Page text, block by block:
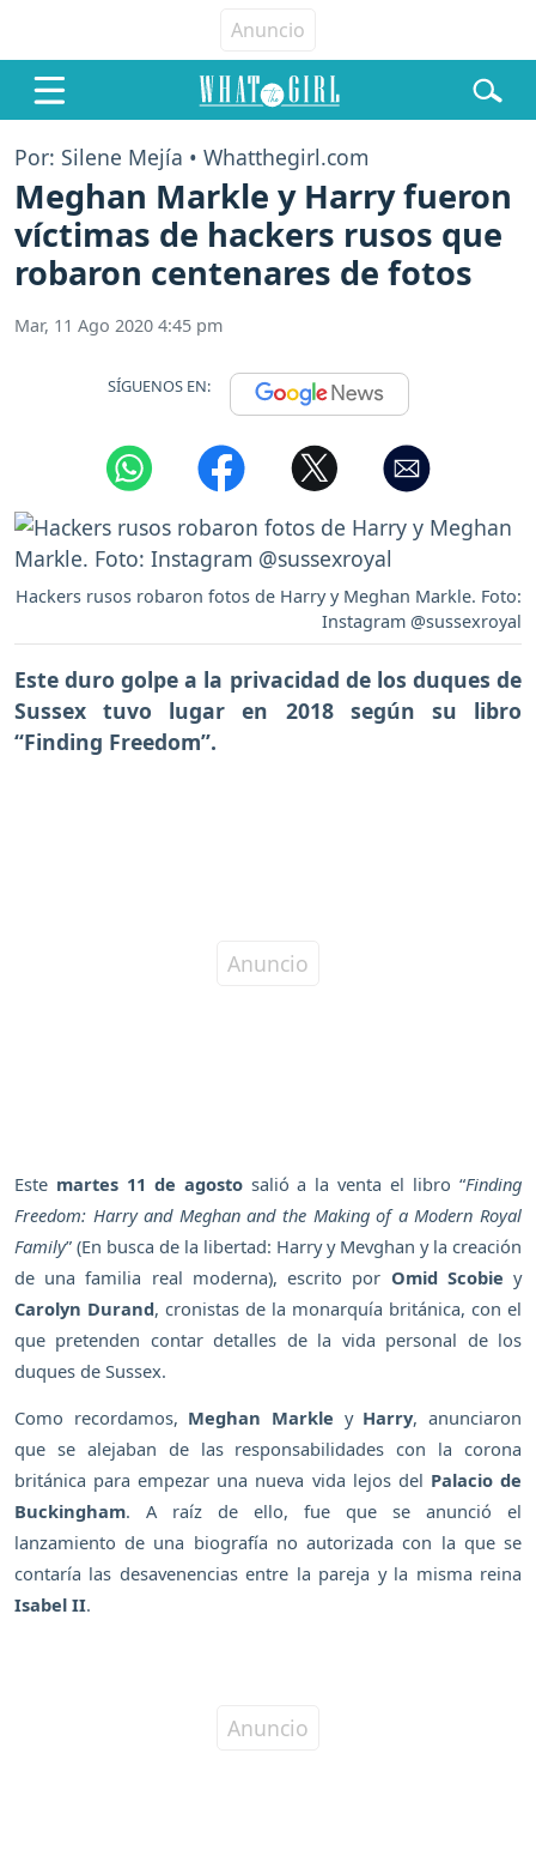
Por: Silene Mejía • Whatthegirl.com
Meghan Markle y Harry fueron
víctimas de hackers rusos que
robaron centenares de fotos
Mar, 11 Ago 2020 4:45 pm
SÍGUENOS EN:
Hackers rusos robaron fotos de Harry y Meghan Markle. Foto:
Instagram @sussexroyal
Este duro golpe a la privacidad de los duques de
Sussex tuvo lugar en 2018 según su libro
“Finding Freedom”.
Este martes 11 de agostosalió a la venta el libro “Finding
Freedom: Harry and Meghan and the Making of a Modern Royal
Family” (En busca de la libertad: Harry y Mevghan y la creación
de una familia real moderna), escrito por Omid Scobie y
Carolyn Durand, cronistas de la monarquía británica, con el
que pretenden contar detalles de la vida personal de los
duques de Sussex.
Como recordamos, Meghan Markle yHarry, anunciaron
que se alejaban de las responsabilidades con la corona
británica para empezar una nueva vida lejos del Palacio de
Buckingham. A raíz de ello, fue que se anunció el
lanzamiento de una biografía no autorizada con la que se
contaría las desavenencias entre la pareja y la misma reina
Isabel II.